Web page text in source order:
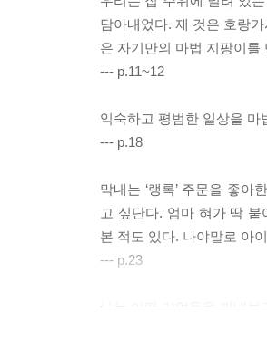
담아내었다. 제 것은 호랑
은 자기만의 마법 지팡이
--- p.11~12
익숙하고 평범한 일상을
--- p.18
막내는 ‘랭록’ 주문을 좋
고 싶단다. 엄마 혀가 딱
본 적도 있다. 나야말로 아
--- p.23
나는 어떤 기억들을 꺼내보